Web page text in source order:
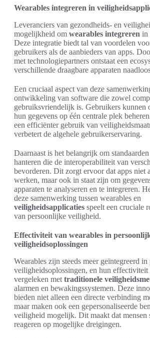
Wearables integreren in
Leveranciers van gezondheids- en
mogelijkheid om wearables integreren in
Deze integratie biedt tal van voordelen
gebruikers als de aanbieders van apps.
met technologiepartners ontstaat een
verschillende draagbare apparaten
Een cruciaal aspect van deze
ontwikkeling van software die zowel
gebruiksvriendelijk is. Gebruikers kunnen
hun gegevens op één centrale plek
een efficiënter gebruik van
verbetert de algehele gebruikerservaring.
Daarnaast is het belangrijk om
hanteren die de interoperabiliteit van
bevorderen. Dit zorgt ervoor dat apps niet
werken, maar ook in staat zijn om
apparaten te analyseren en te integreren.
deze samenwerking tussen wearables en
veiligheidsapplicaties speelt een cruciale
van persoonlijke veiligheid.
Effectiviteit van wearables in
veiligheidsoplossingen
Wearables zijn steeds meer geïntegreerd
veiligheidsoplossingen, en hun
vergeleken met traditionele
alarmen en bewakingssystemen. Deze
bieden niet alleen een directe verbinding
maar maken ook een gepersonaliseerde
veiligheid mogelijk. Dit maakt dat mensen
reageren op mogelijke dreigingen.